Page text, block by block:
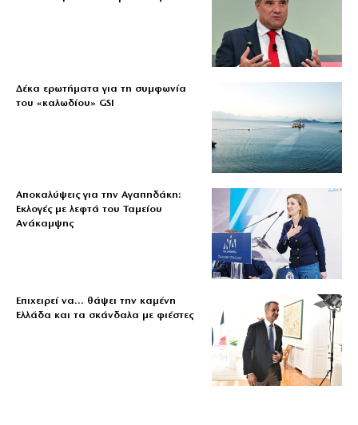
Δέκα ερωτήματα για τη συμφωνία
του «καλωδίου» GSI
Αποκαλύψεις για την Αγαπηδάκη:
Εκλογές με λεφτά του Ταμείου
Ανάκαμψης
Επιχειρεί να… θάψει την καμένη
Ελλάδα και τα σκάνδαλα με φιέστες